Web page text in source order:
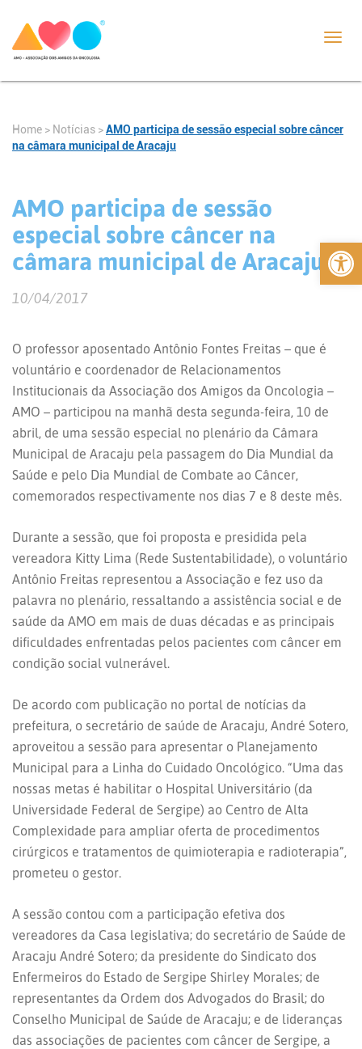
Abrir
Home > Notícias >AMO participa de sessão especial sobre câncer
na câmara municipal de Aracaju
AMO participa de sessão
especial sobre câncer na
câmara municipal de Aracaju
10/04/2017
O professor aposentado Antônio Fontes Freitas – que é
voluntário e coordenador de Relacionamentos
Institucionais da Associação dos Amigos da Oncologia –
AMO – participou na manhã desta segunda-feira, 10 de
abril, de uma sessão especial no plenário da Câmara
Municipal de Aracaju pela passagem do Dia Mundial da
Saúde e pelo Dia Mundial de Combate ao Câncer,
comemorados respectivamente nos dias 7 e 8 deste mês.
Durante a sessão, que foi proposta e presidida pela
vereadora Kitty Lima (Rede Sustentabilidade), o voluntário
Antônio Freitas representou a Associação e fez uso da
palavra no plenário, ressaltando a assistência social e de
saúde da AMO em mais de duas décadas e as principais
dificuldades enfrentadas pelos pacientes com câncer em
condição social vulnerável.
De acordo com publicação no portal de notícias da
prefeitura, o secretário de saúde de Aracaju, André Sotero,
aproveitou a sessão para apresentar o Planejamento
Municipal para a Linha do Cuidado Oncológico. “Uma das
nossas metas é habilitar o Hospital Universitário (da
Universidade Federal de Sergipe) ao Centro de Alta
Complexidade para ampliar oferta de procedimentos
cirúrgicos e tratamentos de quimioterapia e radioterapia”,
prometeu o gestor.
A sessão contou com a participação efetiva dos
vereadores da Casa legislativa; do secretário de Saúde de
Aracaju André Sotero; da presidente do Sindicato dos
Enfermeiros do Estado de Sergipe Shirley Morales; de
representantes da Ordem dos Advogados do Brasil; do
Conselho Municipal de Saúde de Aracaju; e de lideranças
das associações de pacientes com câncer de Sergipe, a